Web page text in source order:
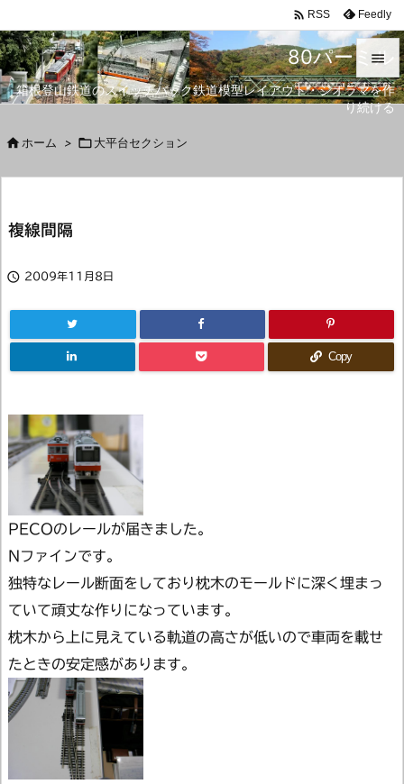
80パーミル
箱根登山鉄道のスイッチバック鉄道模型レイアウト・ジオラマを作
り続ける


メニュ
 RSS Feedly
 ホーム > 大平台セクション
複線間隔
 2009年11月8日
Copy
PECOのレールが届きました。
Nファインです。
独特なレール断面をしており枕木のモールドに深く埋まっ
ていて頑丈な作りになっています。
枕木から上に見えている軌道の高さが低いので車両を載せ
たときの安定感があります。